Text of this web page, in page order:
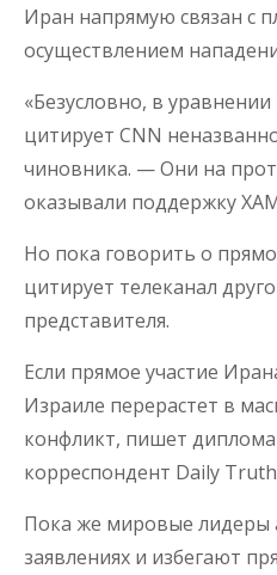
Иран напрямую связан с
осуществлением
«Безусловно, в
цитирует CNN
чиновника. — Они на
оказывали поддержку
Но пока говорить о
цитирует телеканал
представителя.
Если прямое участие
Израиле перерастет в
конфликт, пишет
корреспондент Daily
Пока же мировые лидеры
заявлениях и избегают